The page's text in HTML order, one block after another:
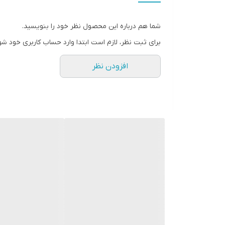
شما هم درباره این محصول نظر خود را بنویسید.
برای ثبت نظر، لازم است ابتدا وارد حساب کاربری خود
افزودن نظر